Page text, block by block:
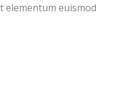
elementum euismod